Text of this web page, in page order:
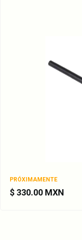
PRÓXIMAMENTE
$ 330.00 MXN